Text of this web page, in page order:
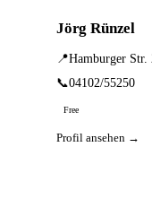
Jörg Rünzel
📍Hamburger Str.
📞04102/55250
Free
Profil ansehen →